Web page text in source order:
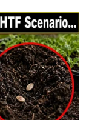
ಜೊತೆಗೆ
ನಂಬಿಕೆ